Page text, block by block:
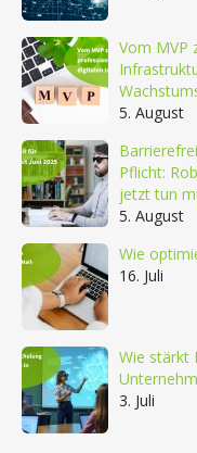
Vom MVP
5. August
Pflicht:
jetzt tun
5. August
Wie
16. Juli
Wie stärkt
3. Juli